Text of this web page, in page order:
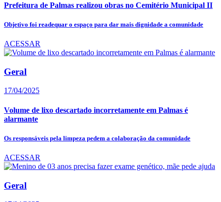
Prefeitura de Palmas realizou obras no Cemitério Municipal II
Objetivo foi readequar o espaço para dar mais dignidade a comunidade
ACESSAR
Geral
17/04/2025
Volume de lixo descartado incorretamente em Palmas é
alarmante
Os responsáveis pela limpeza pedem a colaboração da comunidade
ACESSAR
Geral